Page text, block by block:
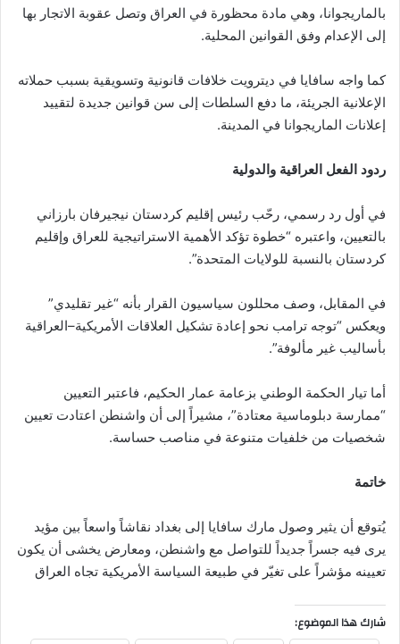
بالماريجوانا، وهي مادة محظورة في العراق وتصل عقوبة الاتجار بها
إلى الإعدام وفق القوانين المحلية.
كما واجه سافايا في ديترويت خلافات قانونية وتسويقية بسبب حملاته
الإعلانية الجريئة، ما دفع السلطات إلى سن قوانين جديدة لتقييد
إعلانات الماريجوانا في المدينة.
ردود الفعل العراقية والدولية
في أول رد رسمي، رحّب رئيس إقليم كردستان نيجيرفان بارزاني
بالتعيين، واعتبره “خطوة تؤكد الأهمية الاستراتيجية للعراق وإقليم
كردستان بالنسبة للولايات المتحدة”.
في المقابل، وصف محللون سياسيون القرار بأنه “غير تقليدي”
ويعكس “توجه ترامب نحو إعادة تشكيل العلاقات الأمريكية–العراقية
بأساليب غير مألوفة”.
أما تيار الحكمة الوطني بزعامة عمار الحكيم، فاعتبر التعيين
“ممارسة دبلوماسية معتادة”، مشيراً إلى أن واشنطن اعتادت تعيين
شخصيات من خلفيات متنوعة في مناصب حساسة.
خاتمة
يُتوقع أن يثير وصول مارك سافايا إلى بغداد نقاشاً واسعاً بين مؤيد
يرى فيه جسراً جديداً للتواصل مع واشنطن، ومعارض يخشى أن يكون
تعيينه مؤشراً على تغيّر في طبيعة السياسة الأمريكية تجاه العراق
شارك هذا الموضوع: